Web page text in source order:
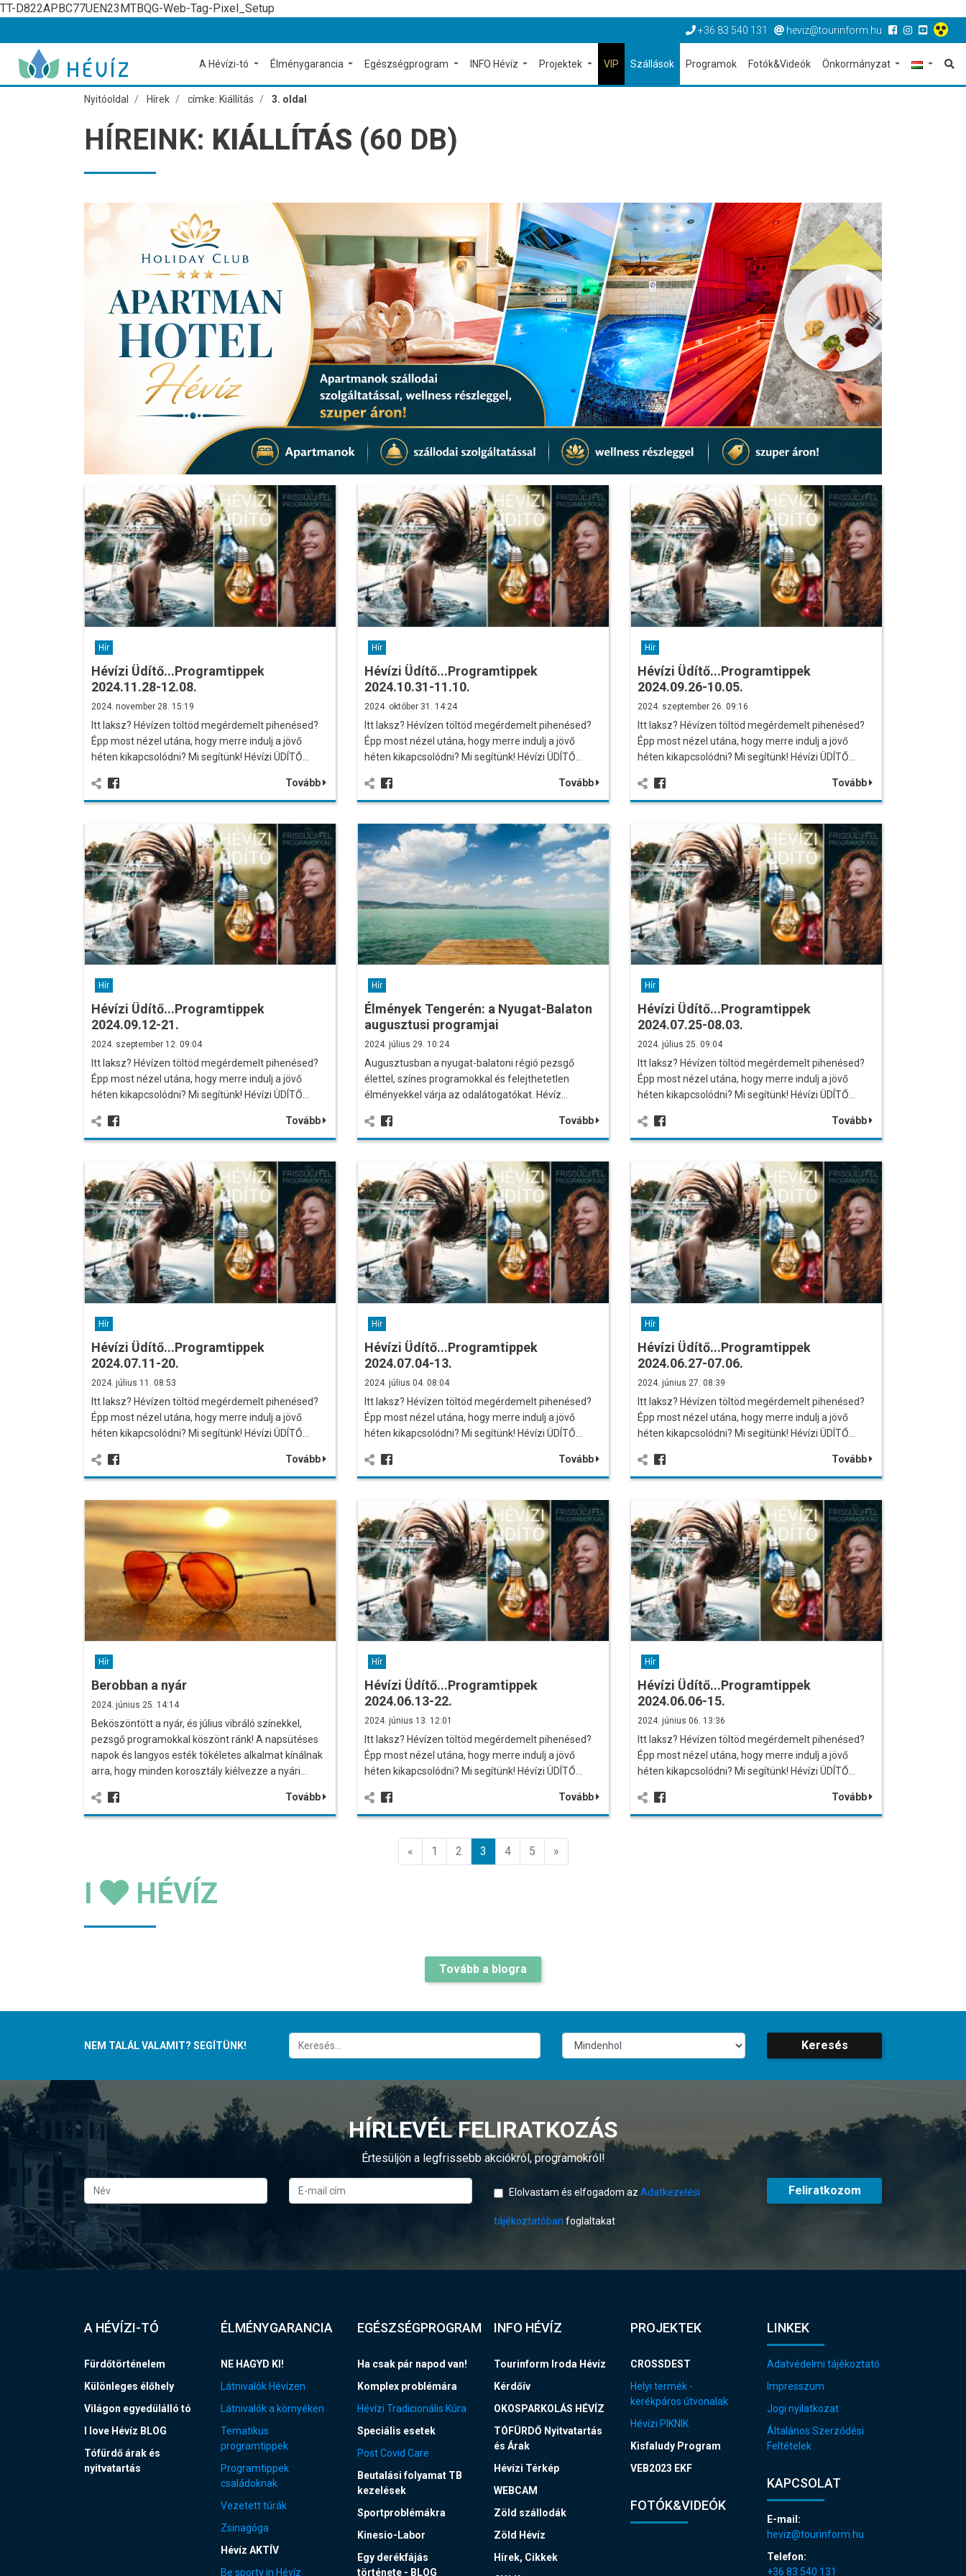
TT-D822APBC77UEN23MTBQG-Web-Tag-Pixel_Setup
+36 83 540 131 heviz@tourinform.hu
A Hévízi-tó Élménygarancia Egészségprogram INFO Hévíz Projektek VIP Szállások Programok Fotók&Videók Önkormányzat
Nyitóoldal Hírek címke: Kiállítás 3. oldal
HÍREINK: KIÁLLÍTÁS (60 DB)
Hír
Hévízi Üdítő...Programtippek
2024.11.28-12.08.
2024. november 28. 15:19
Itt laksz? Hévízen töltöd megérdemelt pihenésed?
Épp most nézel utána, hogy merre indulj a jövő
héten kikapcsolódni? Mi segítünk! Hévízi ÜDÍTŐ…
Tovább
Hír
Hévízi Üdítő...Programtippek
2024.10.31-11.10.
2024. október 31. 14:24
Itt laksz? Hévízen töltöd megérdemelt pihenésed?
Épp most nézel utána, hogy merre indulj a jövő
héten kikapcsolódni? Mi segítünk! Hévízi ÜDÍTŐ…
Tovább
Hír
Hévízi Üdítő...Programtippek
2024.09.26-10.05.
2024. szeptember 26. 09:16
Itt laksz? Hévízen töltöd megérdemelt pihenésed?
Épp most nézel utána, hogy merre indulj a jövő
héten kikapcsolódni? Mi segítünk! Hévízi ÜDÍTŐ…
Tovább
Hír
Hévízi Üdítő...Programtippek
2024.09.12-21.
2024. szeptember 12. 09:04
Itt laksz? Hévízen töltöd megérdemelt pihenésed?
Épp most nézel utána, hogy merre indulj a jövő
héten kikapcsolódni? Mi segítünk! Hévízi ÜDÍTŐ…
Tovább
Hír
Élmények Tengerén: a Nyugat-Balaton
augusztusi programjai
2024. július 29. 10:24
Augusztusban a nyugat-balatoni régió pezsgő
élettel, színes programokkal és felejthetetlen
élményekkel várja az odalátogatókat. Hévíz…
Tovább
Hír
Hévízi Üdítő...Programtippek
2024.07.25-08.03.
2024. július 25. 09:04
Itt laksz? Hévízen töltöd megérdemelt pihenésed?
Épp most nézel utána, hogy merre indulj a jövő
héten kikapcsolódni? Mi segítünk! Hévízi ÜDÍTŐ…
Tovább
Hír
Hévízi Üdítő...Programtippek
2024.07.11-20.
2024. július 11. 08:53
Itt laksz? Hévízen töltöd megérdemelt pihenésed?
Épp most nézel utána, hogy merre indulj a jövő
héten kikapcsolódni? Mi segítünk! Hévízi ÜDÍTŐ…
Tovább
Hír
Hévízi Üdítő...Programtippek
2024.07.04-13.
2024. július 04. 08:04
Itt laksz? Hévízen töltöd megérdemelt pihenésed?
Épp most nézel utána, hogy merre indulj a jövő
héten kikapcsolódni? Mi segítünk! Hévízi ÜDÍTŐ…
Tovább
Hír
Hévízi Üdítő...Programtippek
2024.06.27-07.06.
2024. június 27. 08:39
Itt laksz? Hévízen töltöd megérdemelt pihenésed?
Épp most nézel utána, hogy merre indulj a jövő
héten kikapcsolódni? Mi segítünk! Hévízi ÜDÍTŐ…
Tovább
Hír
Berobban a nyár
2024. június 25. 14:14
Beköszöntött a nyár, és július vibráló színekkel,
pezsgő programokkal köszönt ránk! A napsütéses
napok és langyos esték tökéletes alkalmat kínálnak
arra, hogy minden korosztály kiélvezze a nyári…
Tovább
Hír
Hévízi Üdítő...Programtippek
2024.06.13-22.
2024. június 13. 12:01
Itt laksz? Hévízen töltöd megérdemelt pihenésed?
Épp most nézel utána, hogy merre indulj a jövő
héten kikapcsolódni? Mi segítünk! Hévízi ÜDÍTŐ…
Tovább
Hír
Hévízi Üdítő...Programtippek
2024.06.06-15.
2024. június 06. 13:36
Itt laksz? Hévízen töltöd megérdemelt pihenésed?
Épp most nézel utána, hogy merre indulj a jövő
héten kikapcsolódni? Mi segítünk! Hévízi ÜDÍTŐ…
Tovább
«Előző
1 2 3 4 5 »Előző
I HÉVÍZ
Tovább a blogra
NEM TALÁL VALAMIT? SEGÍTÜNK! Keresés
HÍRLEVÉL FELIRATKOZÁS
Értesüljön a legfrissebb akciókról, programokról!
Elolvastam és elfogadom az Adatkezelési
tájékoztatóban foglaltakat
Feliratkozom
A HÉVÍZI-TÓ
Fürdőtörténelem
Különleges élőhely
Világon egyedülálló tó
I love Hévíz BLOG
Tófürdő árak és
nyitvatartás
ÉLMÉNYGARANCIA
NE HAGYD KI!
Látnivalók Hévízen
Látnivalók a környéken
Tematikus
programtippek
Programtippek
családoknak
Vezetett túrák
Zsinagóga
Hévíz AKTÍV
Be sporty in Hévíz
EGÉSZSÉGPROGRAM
Ha csak pár napod van!
Komplex problémára
Hévízi Tradicionális Kúra
Speciális esetek
Post Covid Care
Beutalási folyamat TB
kezelések
Sportproblémákra
Kinesio-Labor
Egy derékfájás
története - BLOG
INFO HÉVÍZ
Tourinform Iroda Hévíz
Kérdőív
OKOSPARKOLÁS HÉVÍZ
TÓFÜRDŐ Nyitvatartás
és Árak
Hévízi Térkép
WEBCAM
Zöld szállodák
Zöld Hévíz
Hírek, Cikkek
PROJEKTEK
CROSSDEST
Helyi termék -
kerékpáros útvonalak
Hévízi PIKNIK
Kisfaludy Program
VEB2023 EKF
FOTÓK&VIDEÓK
LINKEK
Adatvédelmi tájékoztató
Impresszum
Jogi nyilatkozat
Általános Szerződési
Feltételek
KAPCSOLAT
E-mail:
heviz@tourinform.hu
Telefon:
+36 83 540 131